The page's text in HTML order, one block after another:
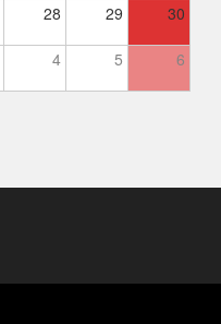
28 29 30
4 5 6